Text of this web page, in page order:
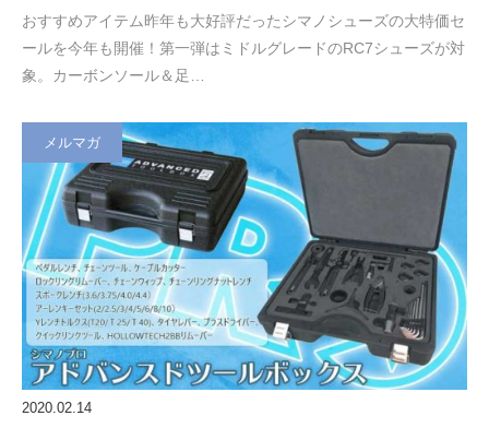
おすすめアイテム昨年も大好評だったシマノシューズの大特価セ
ールを今年も開催！第一弾はミドルグレードのRC7シューズが対
象。カーボンソール＆足…
メルマガ
2020.02.14